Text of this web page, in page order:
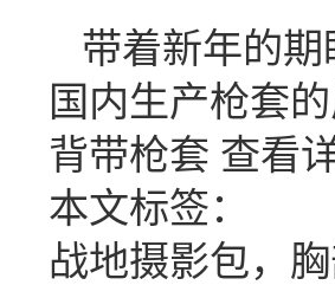
带着新年的
国内生产枪套
背带枪套 查看
本文标签：
战地摄影包，